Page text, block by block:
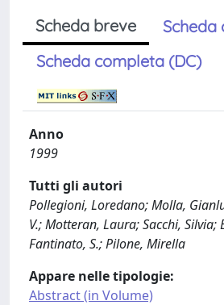
Scheda breve
Scheda
Scheda completa (DC)
Anno
1999
Tutti gli autori
Pollegioni, Loredano; Molla,
V.; Motteran, Laura; Sacchi, Silvia;
Fantinato, S.; Pilone, Mirella
Appare nelle tipologie:
Abstract (in Volume)